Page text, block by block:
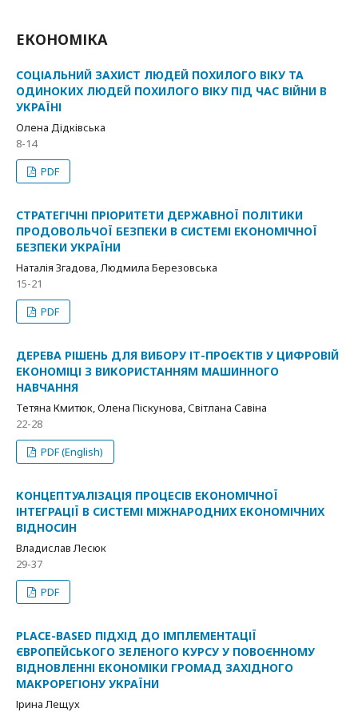
ЕКОНОМІКА
СОЦІАЛЬНИЙ ЗАХИСТ ЛЮДЕЙ ПОХИЛОГО ВІКУ ТА
ОДИНОКИХ ЛЮДЕЙ ПОХИЛОГО ВІКУ ПІД ЧАС ВІЙНИ В
УКРАЇНІ
Олена Дідківська
8-14
PDF
СТРАТЕГІЧНІ ПРІОРИТЕТИ ДЕРЖАВНОЇ ПОЛІТИКИ
ПРОДОВОЛЬЧОЇ БЕЗПЕКИ В СИСТЕМІ ЕКОНОМІЧНОЇ
БЕЗПЕКИ УКРАЇНИ
Наталія Згадова, Людмила Березовська
15-21
PDF
ДЕРЕВА РІШЕНЬ ДЛЯ ВИБОРУ ІТ-ПРОЄКТІВ У ЦИФРОВІЙ
ЕКОНОМІЦІ З ВИКОРИСТАННЯМ МАШИННОГО
НАВЧАННЯ
Тетяна Кмитюк, Олена Піскунова, Світлана Савіна
22-28
PDF (English)
КОНЦЕПТУАЛІЗАЦІЯ ПРОЦЕСІВ ЕКОНОМІЧНОЇ
ІНТЕГРАЦІЇ В СИСТЕМІ МІЖНАРОДНИХ ЕКОНОМІЧНИХ
ВІДНОСИН
Владислав Лесюк
29-37
PDF
PLACE-BASED ПІДХІД ДО ІМПЛЕМЕНТАЦІЇ
ЄВРОПЕЙСЬКОГО ЗЕЛЕНОГО КУРСУ У ПОВОЄННОМУ
ВІДНОВЛЕННІ ЕКОНОМІКИ ГРОМАД ЗАХІДНОГО
МАКРОРЕГІОНУ УКРАЇНИ
Ірина Лещух